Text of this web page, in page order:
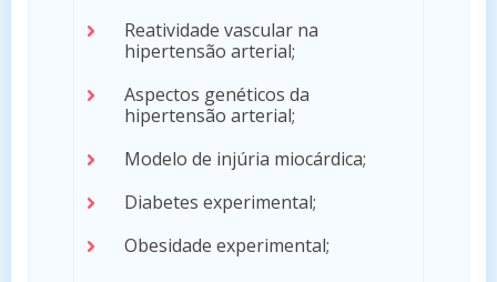
Reatividade vascular na
hipertensão arterial;
Aspectos genéticos da
hipertensão arterial;
Modelo de injúria miocárdica;
Diabetes experimental;
Obesidade experimental;